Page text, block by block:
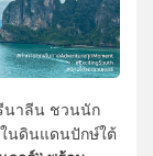
นาลีน ชวนนัก
นดินแดนปักษ์ใต้